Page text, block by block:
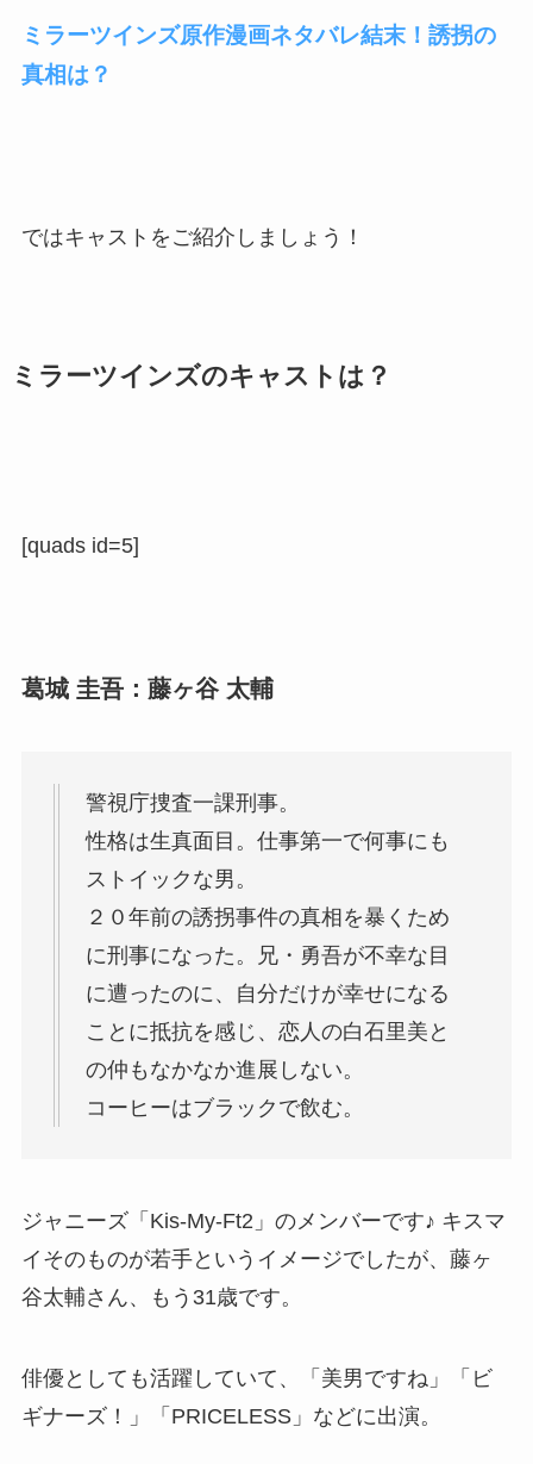
ミラーツインズ原作漫画ネタバレ結末！誘拐の
真相は？
ではキャストをご紹介しましょう！
ミラーツインズのキャストは？
[quads id=5]
葛城 圭吾：藤ヶ谷 太輔
警視庁捜査一課刑事。
性格は生真面目。仕事第一で何事にも
ストイックな男。
２０年前の誘拐事件の真相を暴くため
に刑事になった。兄・勇吾が不幸な目
に遭ったのに、自分だけが幸せになる
ことに抵抗を感じ、恋人の白石里美と
の仲もなかなか進展しない。
コーヒーはブラックで飲む。
ジャニーズ「Kis-My-Ft2」のメンバーです♪ キスマ
イそのものが若手というイメージでしたが、藤ヶ
谷太輔さん、もう31歳です。
俳優としても活躍していて、「美男ですね」「ビ
ギナーズ！」「PRICELESS」などに出演。